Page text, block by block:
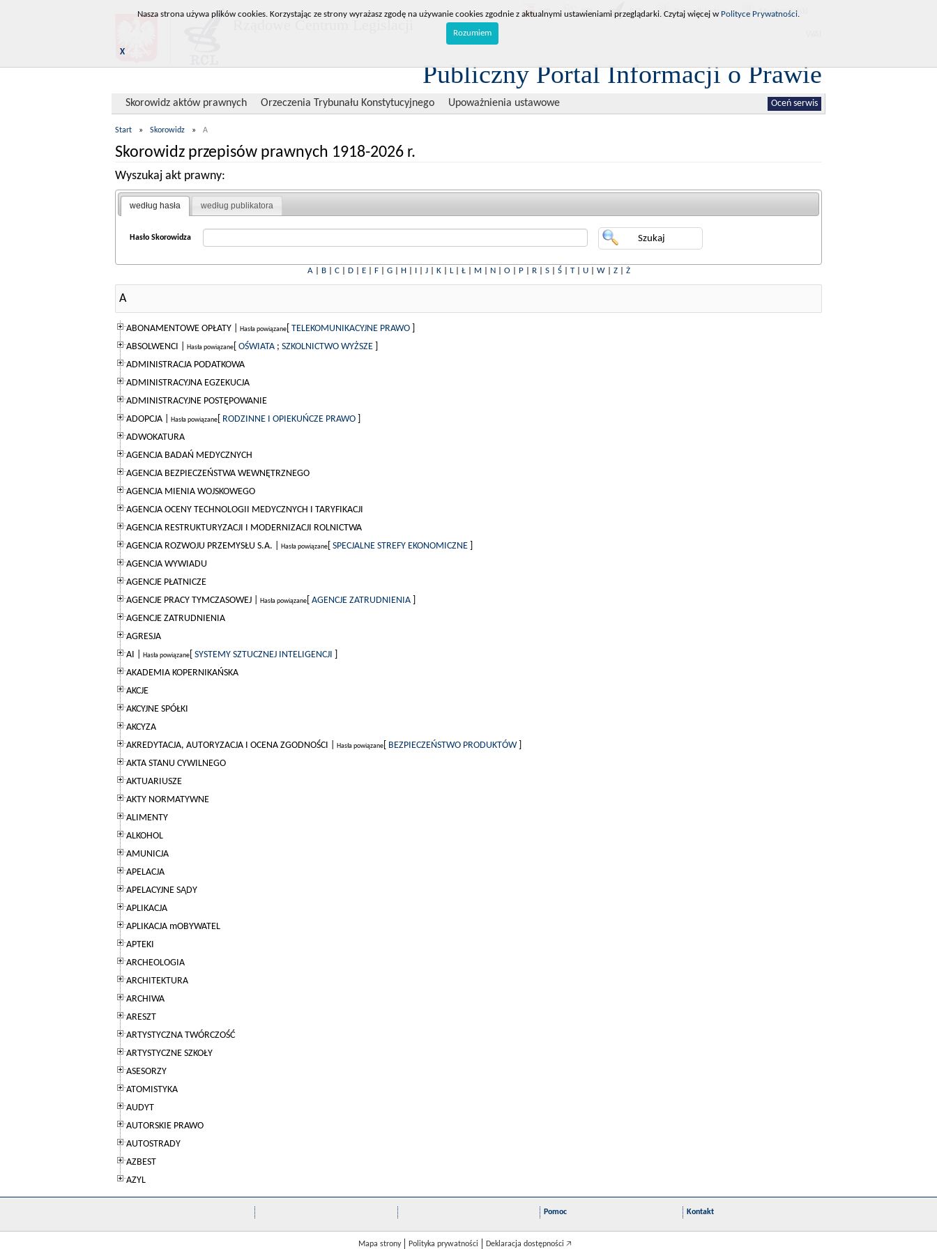
BIP RPL RCL Dziennik Ustaw Monitor Polski
Publiczny Portal Informacji o Prawie
Skorowidz aktów prawnych Orzeczenia Trybunału Konstytucyjnego Upoważnienia ustawowe Oceń serwis
Start » Skorowidz » A
Skorowidz przepisów prawnych 1918-2026 r.
Wyszukaj akt prawny:
według hasła według publikatora
Hasło Skorowidza
A| B| C| D| E| F| G| H| I| J| K| L| Ł| M N| O| P| R| S| Ś| T| U| W| Z| Ż
A
ABONAMENTOWE OPŁATY | Hasła powiązane TELEKOMUNIKACYJNE PRAWO
ABSOLWENCI |
Hasła powiązane OŚWIATA ; SZKOLNICTWO WYŻSZE
ADMINISTRACJA PODATKOWA
ADMINISTRACYJNA EGZEKUCJA
ADMINISTRACYJNE POSTĘPOWANIE
ADOPCJA |
Hasła powiązane RODZINNE I OPIEKUŃCZE PRAWO
ADWOKATURA
AGENCJA BADAŃ MEDYCZNYCH
AGENCJA BEZPIECZEŃSTWA WEWNĘTRZNEGO
AGENCJA MIENIA WOJSKOWEGO
AGENCJA OCENY TECHNOLOGII MEDYCZNYCH I TARYFIKACJI
AGENCJA RESTRUKTURYZACJI I MODERNIZACJI ROLNICTWA
AGENCJA ROZWOJU PRZEMYSŁU S.A. |
Hasła powiązane SPECJALNE STREFY EKONOMICZNE
AGENCJA WYWIADU
AGENCJE PŁATNICZE
AGENCJE PRACY TYMCZASOWEJ |
Hasła powiązane AGENCJE ZATRUDNIENIA
AGENCJE ZATRUDNIENIA
AGRESJA
AI |
Hasła powiązane SYSTEMY SZTUCZNEJ INTELIGENCJI
AKADEMIA KOPERNIKAŃSKA
AKCJE
AKCYJNE SPÓŁKI
AKCYZA
AKREDYTACJA, AUTORYZACJA I OCENA ZGODNOŚCI |
Hasła powiązane BEZPIECZEŃSTWO PRODUKTÓW]
AKTA STANU CYWILNEGO
AKTUARIUSZE
AKTY NORMATYWNE
ALIMENTY
ALKOHOL
AMUNICJA
APELACJA
APELACYJNE SĄDY
APLIKACJA
APLIKACJA mOBYWATEL
APTEKI
ARCHEOLOGIA
ARCHITEKTURA
ARCHIWA
ARESZT
ARTYSTYCZNA TWÓRCZOŚĆ
ARTYSTYCZNE SZKOŁY
ASESORZY
ATOMISTYKA
AUDYT
AUTORSKIE PRAWO
AUTOSTRADY
AZBEST
AZYL
Pomoc Kontakt
Mapa strony Polityka prywatności Deklaracja dostępności 🡥
Nasza strona używa plików cookies. Korzystając ze strony wyrażasz zgodę na używanie cookies zgodnie z aktualnymi ustawieniami przeglądarki. Czytaj więcej w Polityce Prywatności.
Rozumiem
X